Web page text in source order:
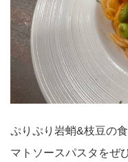
ぷりぷり岩蛸&枝豆の
マトソースパスタをぜ